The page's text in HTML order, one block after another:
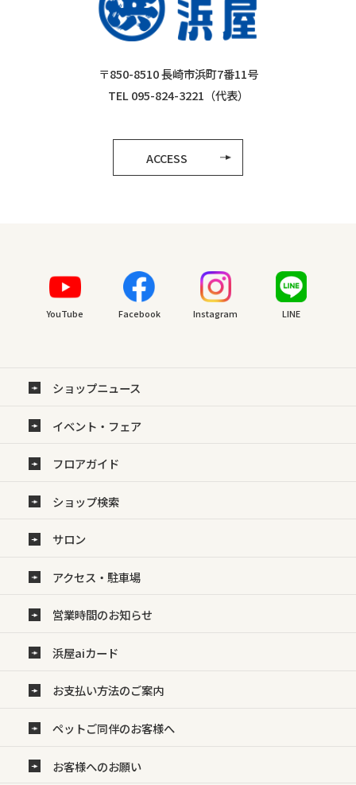
〒850-8510 長崎市浜町7番11号
TEL 095-824-3221（代表）
ACCESS
YouTube Facebook Instagram LINE
ショップニュース
イベント・フェア
フロアガイド
ショップ検索
サロン
アクセス・駐車場
営業時間のお知らせ
浜屋aiカード
お支払い方法のご案内
ペットご同伴のお客様へ
お客様へのお願い